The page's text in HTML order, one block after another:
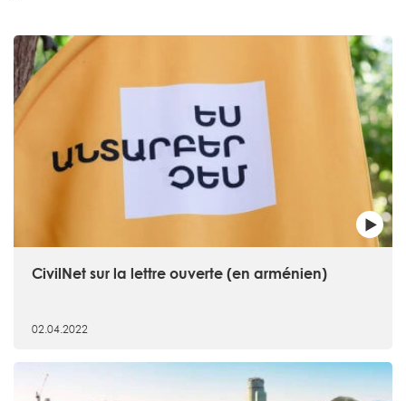
CivilNet sur la lettre ouverte (en arménien)
02.04.2022